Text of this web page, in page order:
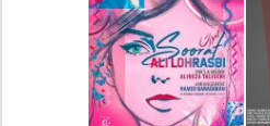
دانلود آهنگ جدید علیرضا
قربانی بنام خیال خوش